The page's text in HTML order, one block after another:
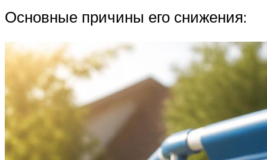
Основные причины его снижения: